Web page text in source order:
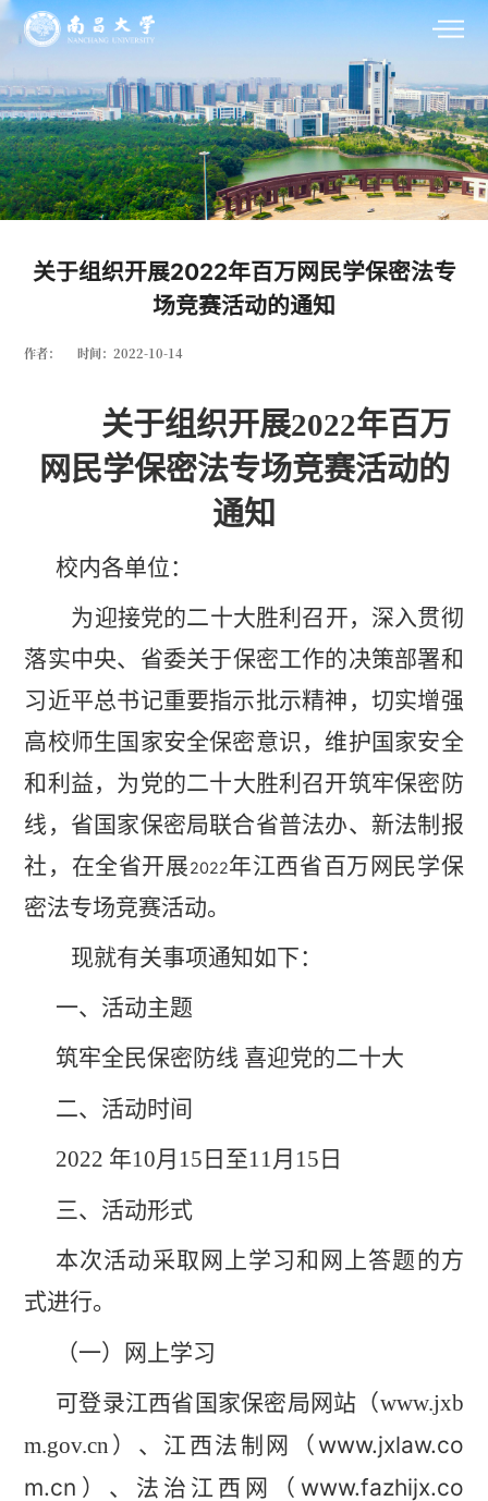
关于组织开展2022年百万网民学保密法专
场竞赛活动的通知
作者： 时间：2022-10-14
关于组织开展2022年百万
网民学保密法专场竞赛活动的
通知
校内各单位：
为迎接党的二十大胜利召开，深入贯彻
落实中央、省委关于保密工作的决策部署和
习近平总书记重要指示批示精神，切实增强
高校师生国家安全保密意识，维护国家安全
和利益，为党的二十大胜利召开筑牢保密防
线，省国家保密局联合省普法办、新法制报
社，在全省开展2022年江西省百万网民学保
密法专场竞赛活动。
现就有关事项通知如下：
一、活动主题
筑牢全民保密防线 喜迎党的二十大
二、活动时间
2022 年10月 15 日至11 月 15 日
三、活动形式
本次活动采取网上学习和网上答题的方
式进行。
（一）网上学习
可登录江西省国家保密局网站（www.jxb
m.gov.cn ）、江西法制网（ www.jxlaw.co
m.cn ）、法治江西网（ www.fazhijx.co